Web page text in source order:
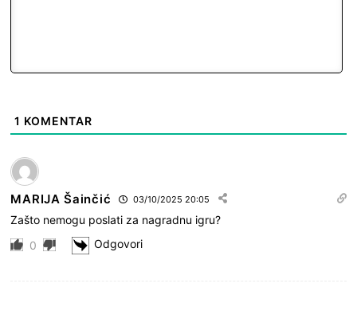
1 KOMENTAR
MARIJA Šainčić 03/10/2025 20:05
Zašto nemogu poslati za nagradnu igru?
0
Odgovori